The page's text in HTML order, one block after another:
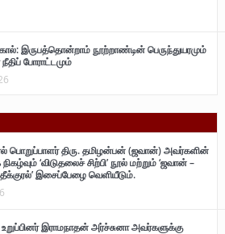
இருபத்தொன்றாம் நூற்றாண்டின் பெருந்துயரமும்
போராட்டமும்
பொறுப்பாளர் திரு. தமிழன்பன் (ஜவான்) அவர்களின்
‘விடுதலைச் சிற்பி’ நூல் மற்றும் ‘ஜவான் –
இசைப்பேழை வெளியீடும்.
இராமநாதன் அர்ச்சுனா அவர்களுக்கு